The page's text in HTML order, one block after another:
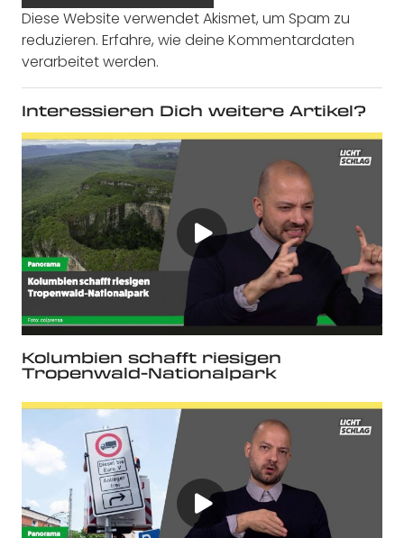
Diese Website verwendet Akismet, um Spam zu
reduzieren. Erfahre, wie deine Kommentardaten
verarbeitet werden.
Interessieren Dich weitere Artikel?
Kolumbien schafft riesigen
Tropenwald-Nationalpark